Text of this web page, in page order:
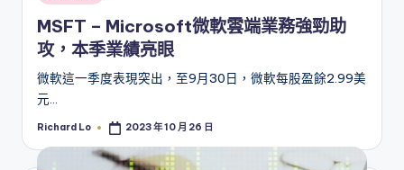
in
MSFT – Microsoft微軟雲端業務強勁助
攻，本季業績亮眼
微軟這一季度表現突出，至9月30日，微軟每股盈餘2.99美
元…
Posted
Richard Lo 2023 年 10 月 26 日